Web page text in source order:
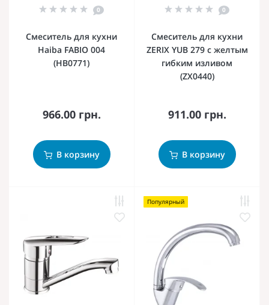
0
Смеситель для кухни
Haiba FABIO 004
(HB0771)
966.00 грн.
В корзину
0
Смеситель для кухни
ZERIX YUB 279 с желтым
гибким изливом
(ZX0440)
911.00 грн.
В корзину
Популярный